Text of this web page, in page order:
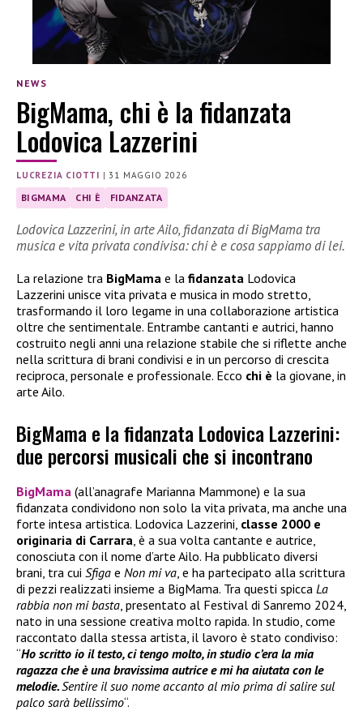
NEWS
BigMama, chi è la fidanzata
Lodovica Lazzerini
LUCREZIA CIOTTI |31 MAGGIO 2026
BIGMAMA CHI È FIDANZATA
Lodovica Lazzerini, in arte Ailo, fidanzata di BigMama tra
musica e vita privata condivisa: chi è e cosa sappiamo di lei.
La relazione tra BigMama e la fidanzata Lodovica
Lazzerini unisce vita privata e musica in modo stretto,
trasformando il loro legame in una collaborazione artistica
oltre che sentimentale. Entrambe cantanti e autrici, hanno
costruito negli anni una relazione stabile che si riflette anche
nella scrittura di brani condivisi e in un percorso di crescita
reciproca, personale e professionale. Ecco chi è la giovane, in
arte Ailo.
BigMama e la fidanzata Lodovica Lazzerini:
due percorsi musicali che si incontrano
BigMama (all’anagrafe Marianna Mammone) e la sua
fidanzata condividono non solo la vita privata, ma anche una
forte intesa artistica. Lodovica Lazzerini, classe 2000 e
originaria di Carrara , è a sua volta cantante e autrice,
conosciuta con il nome d’arte Ailo. Ha pubblicato diversi
brani, tra cui Sfiga e Non mi va , e ha partecipato alla scrittura
di pezzi realizzati insieme a BigMama. Tra questi spicca La
rabbia non mi basta , presentato al Festival di Sanremo 2024,
nato in una sessione creativa molto rapida. In studio, come
raccontato dalla stessa artista, il lavoro è stato condiviso:
“Ho scritto io il testo, ci tengo molto, in studio c’era la mia
ragazza che è una bravissima autrice e mi ha aiutata con le
melodie.Sentire il suo nome accanto al mio prima di salire sul
palco sarà bellissimo“.